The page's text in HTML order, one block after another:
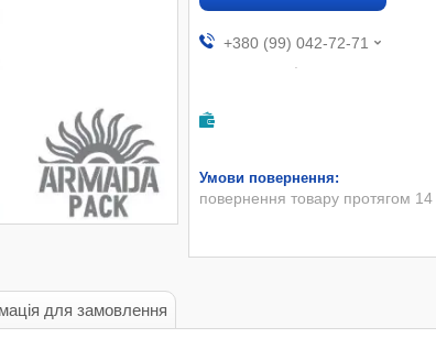
+380 (99) 042-72-71
повернення товару протягом 14
для замовлення